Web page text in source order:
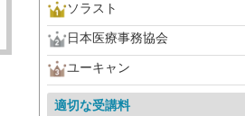
ソラスト
日本医療事務協会
ユーキャン
適切な受講料